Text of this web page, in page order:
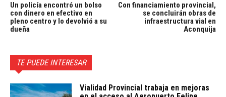
Un policía encontró un bolso
con dinero en efectivo en
pleno centro y lo devolvió a su
dueña
Con financiamiento provincial,
se concluirán obras de
infraestructura vial en
Aconquija
TE PUEDE INTERESAR
Vialidad Provincial trabaja en mejoras